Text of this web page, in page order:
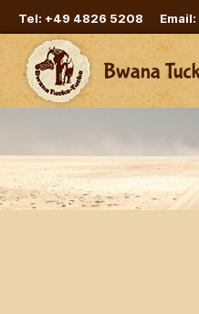
Tel: +49 4826 5208 Email: